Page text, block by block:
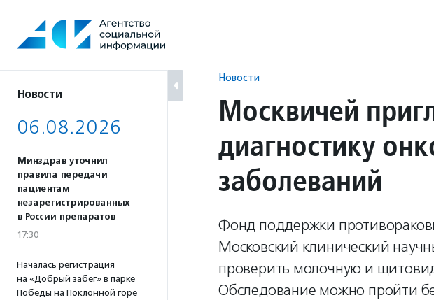
содержанию
Новости
06.08.2026
Минздрав уточнил
правила передачи
пациентам
незарегистрированных
в России препаратов
17:30
Началась регистрация
на «Добрый забег» в парке
Победы на Поклонной горе
Новости
Москвичей
диагностику
заболеваний
Фонд поддержки
Московский клинический
проверить молочную и
Обследование можно пройти